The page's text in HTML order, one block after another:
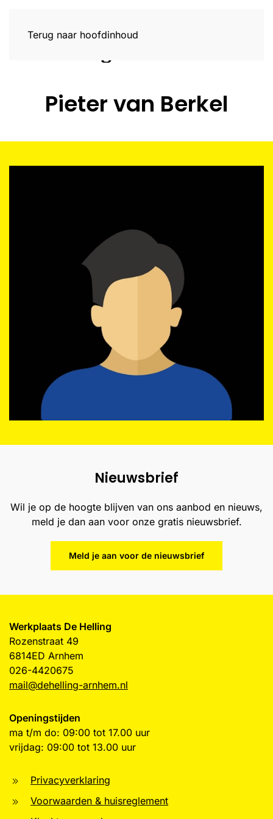
Terug naar hoofdinhoud
Pieter van Berkel
Nieuwsbrief
Wil je op de hoogte blijven van ons aanbod en nieuws,
meld je dan aan voor onze gratis nieuwsbrief.
Meld je aan voor de nieuwsbrief
Werkplaats De Helling
Rozenstraat 49
6814ED Arnhem
026-4420675
mail@dehelling-arnhem.nl
Openingstijden
ma t/m do: 09:00 tot 17.00 uur
vrijdag: 09:00 tot 13.00 uur
Privacyverklaring
Voorwaarden & huisreglement